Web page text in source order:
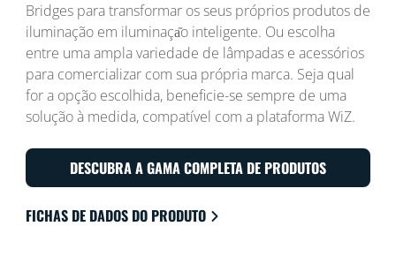
Bridges para transformar os seus próprios produtos de
iluminação em iluminaça᷉o inteligente. Ou escolha
entre uma ampla variedade de lâmpadas e acessórios
para comercializar com sua própria marca. Seja qual
for a opção escolhida, beneficie-se sempre de uma
solução à medida, compatível com a plataforma WiZ.
DESCUBRA A GAMA COMPLETA DE PRODUTOS
FICHAS DE DADOS DO PRODUTO